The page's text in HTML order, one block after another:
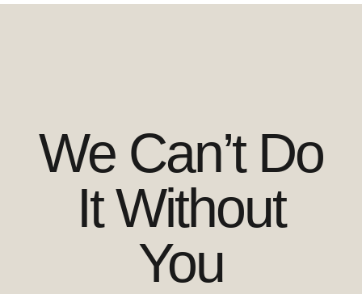
We Can’t Do
It Without
You